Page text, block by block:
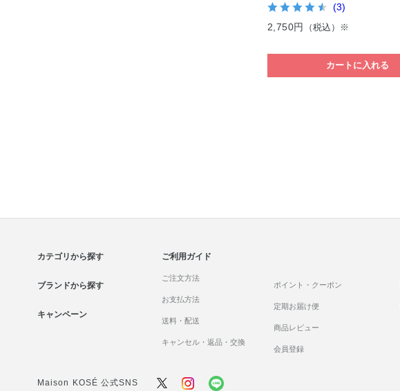
(3)
2,750円
（税込）※
カートに入れる
カテゴリから探す
ブランドから探す
キャンペーン
ご利用ガイド
ご注文方法
お支払方法
送料・配送
キャンセル・返品・交換
ポイント・クーポン
定期お届け便
商品レビュー
会員登録
Maison KOSÉ 公式SNS